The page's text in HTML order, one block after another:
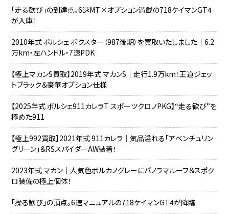
「走る歓び」の到達点。6速MT×オプション満載の718ケイマンGT4
が入庫！
2010年式 ポルシェ ボクスター（987後期）を買取いたしました｜6.2
万km・左ハンドル・7速PDK
【極上マカンS買取】2019年式 マカンS｜走行1.9万km！王道ジェッ
トブラック＆豪華オプション仕様
【2025年式 ポルシェ911カレラT スポーツクロノPKG】“走る歓び”を
極めた911
【極上992買取】2021年式 911カレラ｜気品溢れる「アベンチュリン
グリーン」＆RSスパイダーAW装着！
2023年式 マカン｜人気色ボルカノグレーにパノラマルーフ＆スポク
ロ装備の極上個体！
「操る歓び」の頂点。6速マニュアルの718ケイマンGT4が降臨